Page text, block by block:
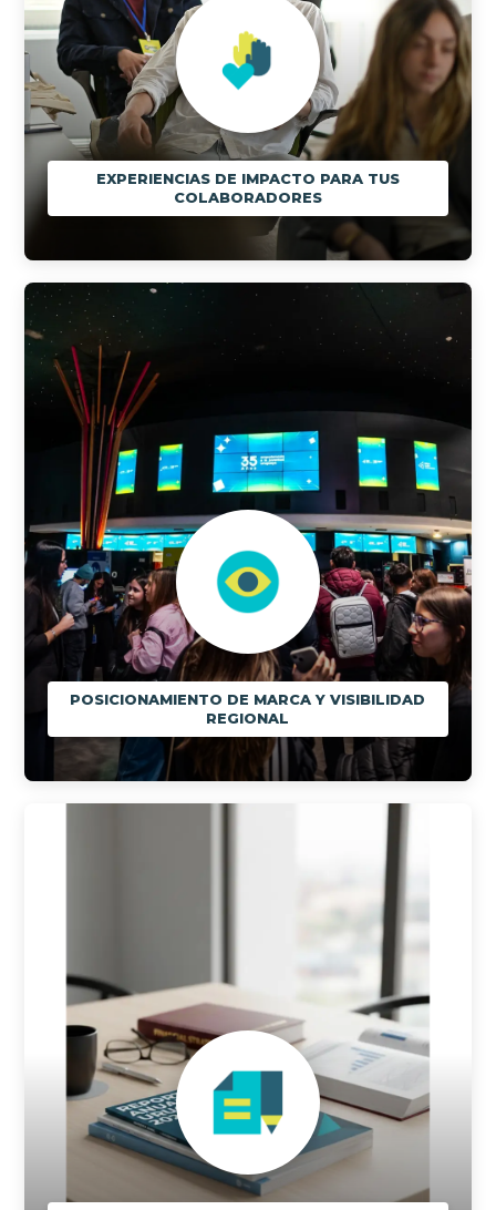
EXPERIENCIAS DE IMPACTO PARA TUS
COLABORADORES
POSICIONAMIENTO DE MARCA Y VISIBILIDAD
REGIONAL